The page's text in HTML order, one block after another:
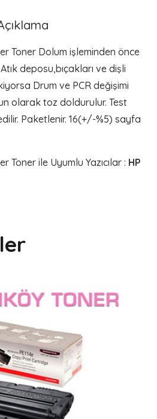
Toner Dolum işleminden önce
deposu,bıçakları ve dişli
Drum ve PCR değişimi
olarak toz doldurulur. Test
Paketlenir. 16(+/-%5) sayfa
Toner ile Uyumlu Yazıcılar : HP